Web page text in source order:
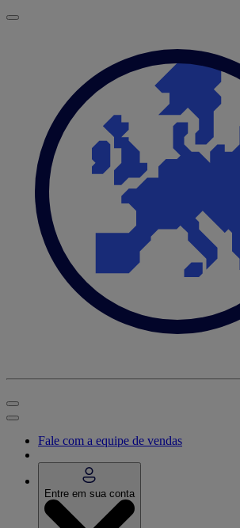
Fale com a equipe de vendas
Entre em sua conta